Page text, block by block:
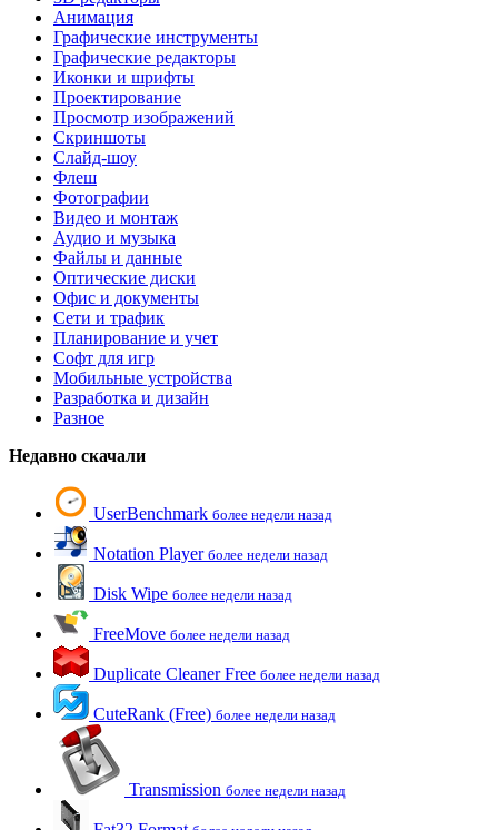
Анимация
Графические инструменты
Графические редакторы
Иконки и шрифты
Проектирование
Просмотр изображений
Скриншоты
Слайд-шоу
Флеш
Фотографии
Видео и монтаж
Аудио и музыка
Файлы и данные
Оптические диски
Офис и документы
Сети и трафик
Планирование и учет
Софт для игр
Мобильные устройства
Разработка и дизайн
Разное
Недавно скачали
UserBenchmark более недели назад
Notation Player более недели назад
Disk Wipe более недели назад
FreeMove более недели назад
Duplicate Cleaner Free более недели назад
CuteRank (Free) более недели назад
Transmission более недели назад